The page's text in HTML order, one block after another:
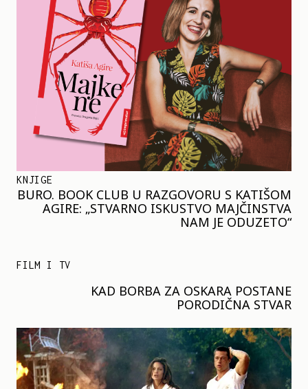
KNJIGE
BURO. BOOK CLUB U RAZGOVORU S KATIŠOM
AGIRE: „STVARNO ISKUSTVO MAJČINSTVA
NAM JE ODUZETO“
FILM I TV
KAD BORBA ZA OSKARA POSTANE
PORODIČNA STVAR